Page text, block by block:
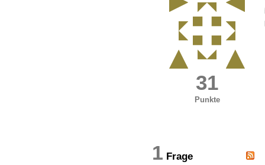
31
Punkte
1 Frage